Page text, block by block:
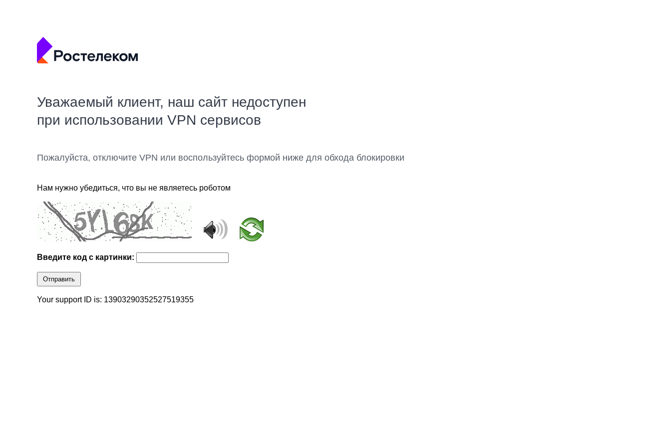
Уважаемый клиент, наш сайт недоступен
при использовании VPN сервисов
Пожалуйста, отключите VPN или воспользуйтесь формой ниже для обхода блокировки
Нам нужно убедиться, что вы не являетесь роботом
Введите код с картинки:
Отправить
Your support ID is: 13903290352527519355